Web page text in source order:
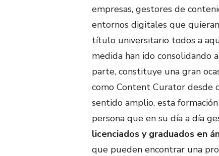
empresas, gestores de
entornos digitales que
título universitario todos a
medida han ido consolidando
parte, constituye una gran
como Content Curator desde
sentido amplio, esta
persona que en su día a día
licenciados y graduados en
que pueden encontrar una